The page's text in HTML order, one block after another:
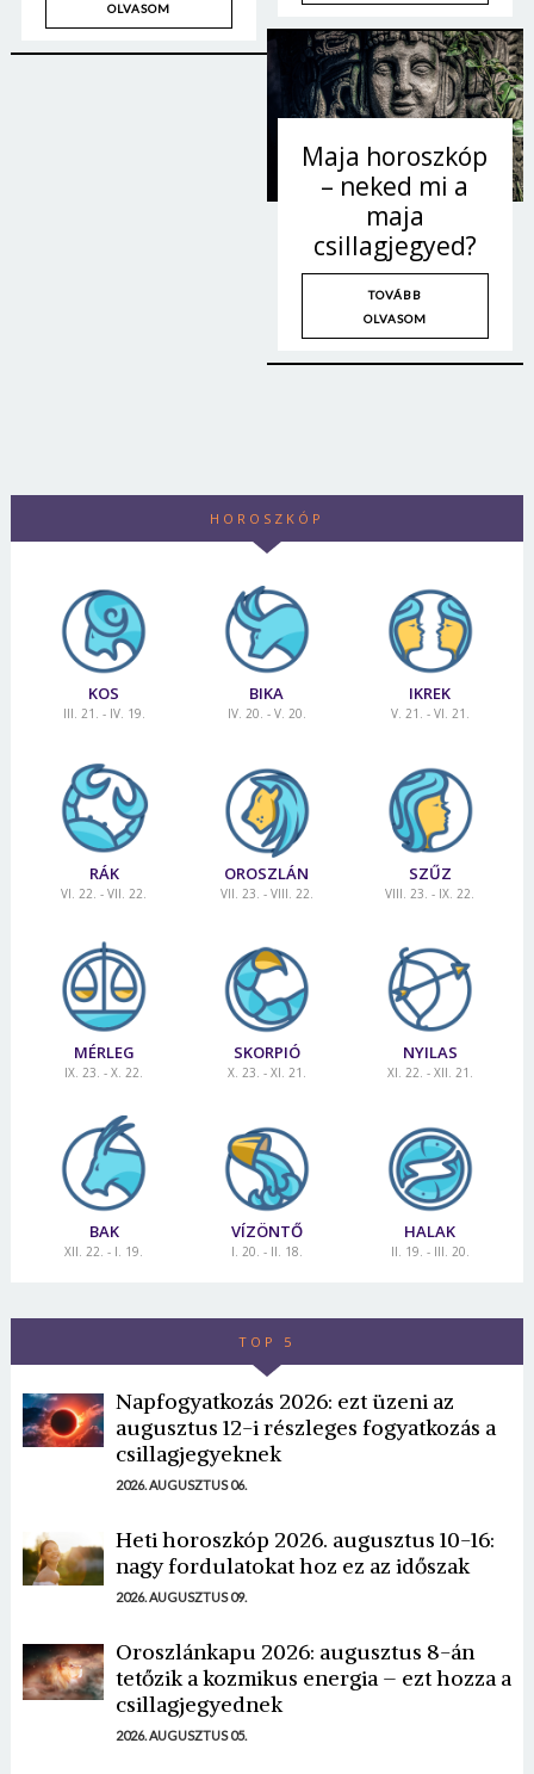
OLVASOM
Maja horoszkóp
– neked mi a
maja
csillagjegyed?
TOVÁBB
OLVASOM
HOROSZKÓP
KOS
III. 21. - IV. 19.
BIKA
IV. 20. - V. 20.
IKREK
V. 21. - VI. 21.
RÁK
VI. 22. - VII. 22.
OROSZLÁN
VII. 23. - VIII. 22.
SZŰZ
VIII. 23. - IX. 22.
MÉRLEG
IX. 23. - X. 22.
SKORPIÓ
X. 23. - XI. 21.
NYILAS
XI. 22. - XII. 21.
BAK
XII. 22. - I. 19.
VÍZÖNTŐ
I. 20. - II. 18.
HALAK
II. 19. - III. 20.
TOP 5
Napfogyatkozás 2026: ezt üzeni az
augusztus 12-i részleges fogyatkozás a
csillagjegyeknek
2026. AUGUSZTUS 06.
Heti horoszkóp 2026. augusztus 10-16:
nagy fordulatokat hoz ez az időszak
2026. AUGUSZTUS 09.
Oroszlánkapu 2026: augusztus 8-án
tetőzik a kozmikus energia – ezt hozza a
csillagjegyednek
2026. AUGUSZTUS 05.